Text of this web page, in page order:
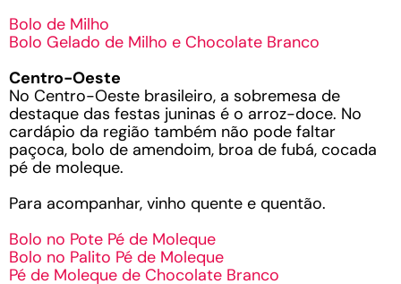
Bolo de Milho
Bolo Gelado de Milho e Chocolate Branco
Centro-Oeste
No Centro-Oeste brasileiro, a sobremesa de
destaque das festas juninas é o arroz-doce. No
cardápio da região também não pode faltar
paçoca, bolo de amendoim, broa de fubá, cocada
pé de moleque.
Para acompanhar, vinho quente e quentão.
Bolo no Pote Pé de Moleque
Bolo no Palito Pé de Moleque
Pé de Moleque de Chocolate Branco